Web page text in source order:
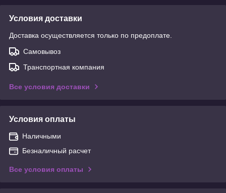
Условия доставки
Доставка осуществляется только по предоплате.
Самовывоз
Транспортная компания
Все условия доставки
Условия оплаты
Наличными
Безналичный расчет
Все условия оплаты